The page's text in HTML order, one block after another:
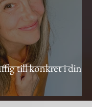
till konkret i din